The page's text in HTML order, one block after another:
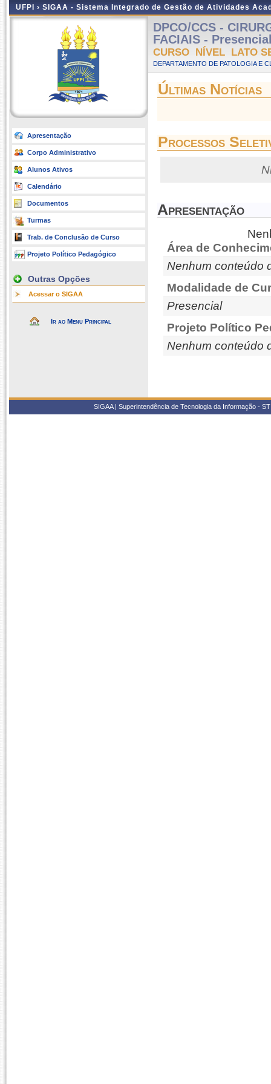
UFPI › SIGAA - Sistema Integrado de Gestão de Atividades
Apresentação
Corpo Administrativo
Alunos Ativos
Calendário
Documentos
Turmas
Trab. de Conclusão de Curso
Projeto Político Pedagógico
Outras Opções
Acessar o SIGAA
Ir ao Menu Principal
DPCO/CCS -
FACIAIS -
CURSO NÍVEL LATO
DEPARTAMENTO DE PATOLOGIA E
Últimas Notícias
Processos
Apresentação
Área de
Nenhum conteúdo
Modalidade de
Presencial
Projeto Político
Nenhum conteúdo
SIGAA | Superintendência de Tecnologia da Informação -